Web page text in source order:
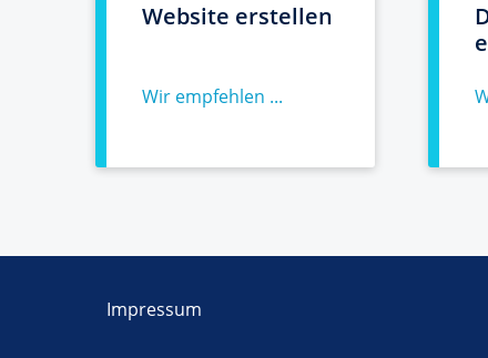
Website erstellen
Wir empfehlen ...
Impressum